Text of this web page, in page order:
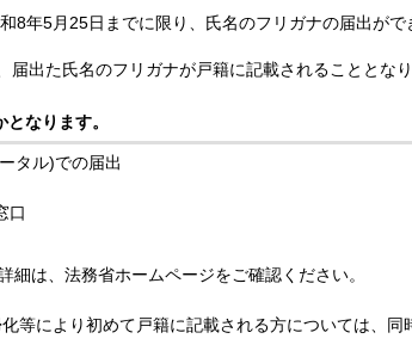
8年5月25日までに限り、氏名のフリガナの届出がで
届出た氏名のフリガナが戸籍に記載されることとなり
なります。
タル)での届出
口
細は、法務省ホームページをご確認ください。
等により初めて戸籍に記載される方については、同